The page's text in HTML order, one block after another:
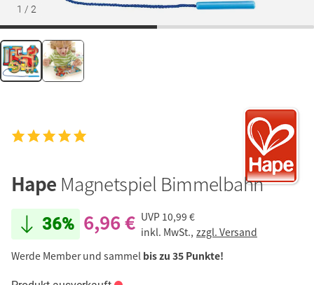
1 / 2
Hape Magnetspiel Bimmelbahn
36% 6,96 € UVP 10,99 €
inkl. MwSt., zzgl. Versand
Werde Member und sammel bis zu 35 Punkte!